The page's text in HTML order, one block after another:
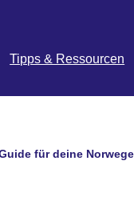
Tipps & Ressourcen
für deine